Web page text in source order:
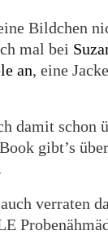
Bildchen
mal bei
an, eine
damit schon
gibt’s
verraten